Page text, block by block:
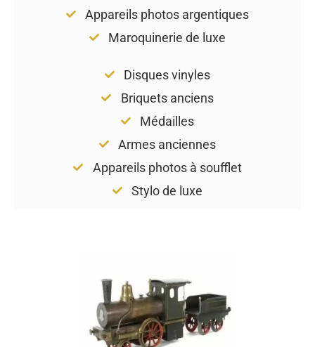
Appareils photos argentiques
Maroquinerie de luxe
Disques vinyles
Briquets anciens
Médailles
Armes anciennes
Appareils photos à soufflet
Stylo de luxe